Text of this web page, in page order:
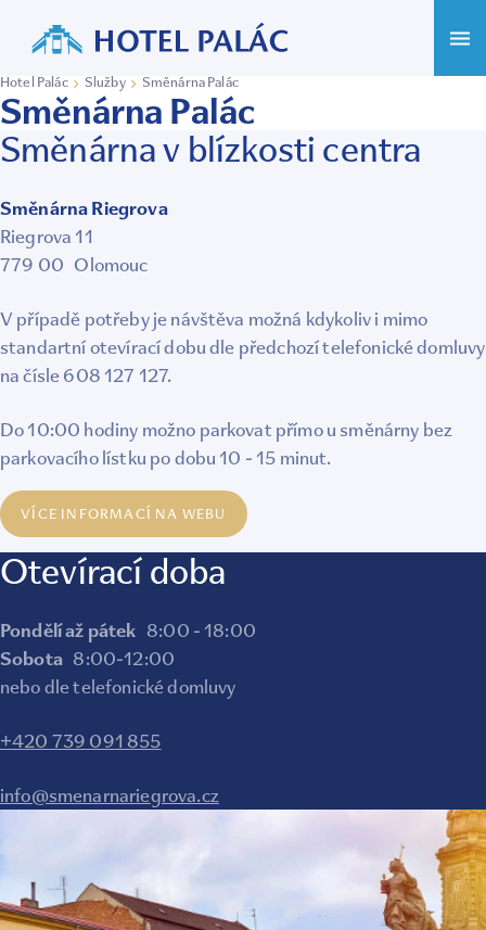
Směnárna Palác
Hotel Palác Služby Směnárna Palác
Směnárna v blízkosti centra
Směnárna Riegrova
Riegrova 11
779 00 Olomouc
V případě potřeby je návštěva možná kdykoliv i mimo
standartní otevírací dobu dle předchozí telefonické domluvy
na čísle 608 127 127.
Do 10:00 hodiny možno parkovat přímo u směnárny bez
parkovacího lístku po dobu 10 - 15 minut.
VÍCE INFORMACÍ NA WEBU
Otevírací doba
Pondělí až pátek 8:00 - 18:00
Sobota8:00-12:00
nebo dle telefonické domluvy
+420 739 091 855
info@smenarnariegrova.cz